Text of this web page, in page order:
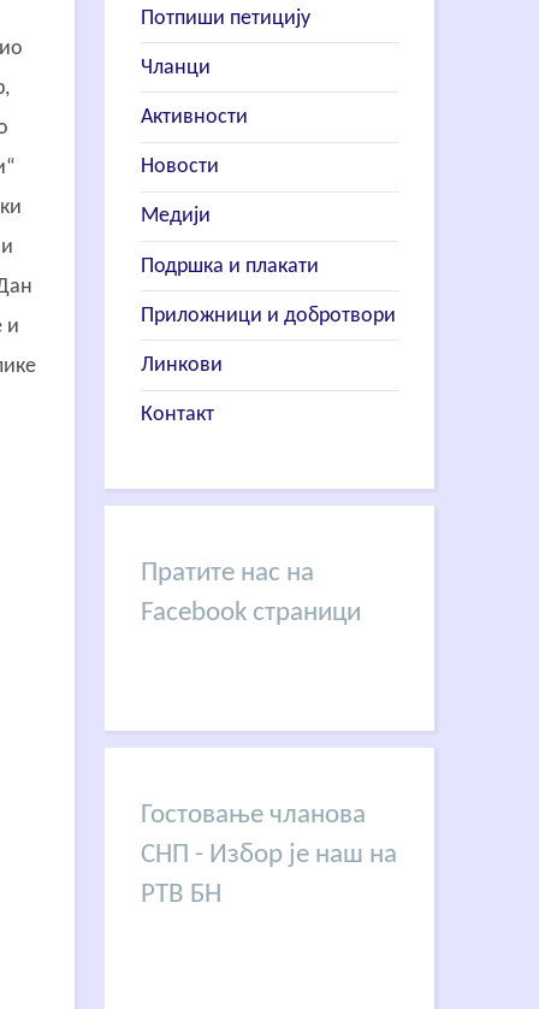
и
Потпиши петицију
Чланци
Активности
Новости
Медији
Подршка и плакати
Приложници и добротвори
Линкови
Контакт
Пратите нас на
Facebook страници
Гостовање чланова
СНП - Избор је наш на
РТВ БН